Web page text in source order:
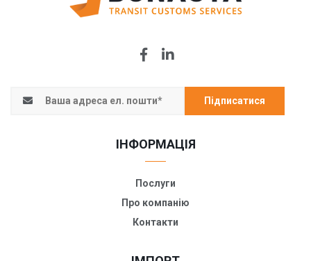
Підписатися
ІНФОРМАЦІЯ
Послуги
Про компанію
Контакти